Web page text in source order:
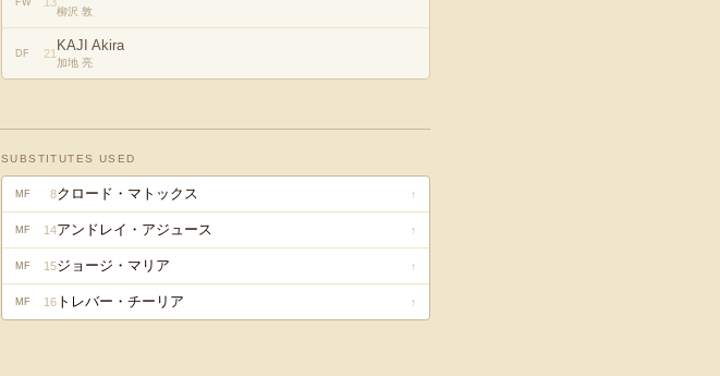
FW
柳沢 敦
DF 21 KAJI Akira
加地 亮
SUBSTITUTES USED
MF 8クロード・マトックス ↑
MF 14アンドレイ・アジュース ↑
MF 15ジョージ・マリア ↑
MF 16 トレバー・チーリア ↑